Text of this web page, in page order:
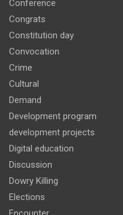
Conference
Congrats
Constitution day
Convocation
Crime
Cultural
Demand
Development program
development projects
Digital education
Discussion
Dowry Killing
Elections